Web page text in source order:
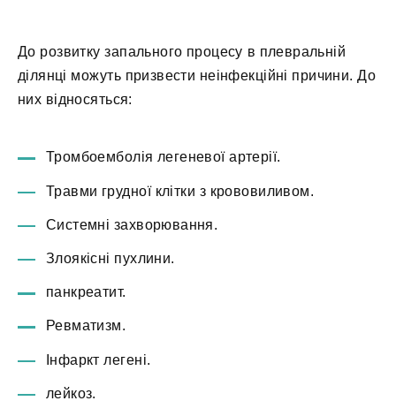
До розвитку запального процесу в плевральній
ділянці можуть призвести неінфекційні причини. До
них відносяться:
Тромбоемболія легеневої артерії.
Травми грудної клітки з крововиливом.
Системні захворювання.
Злоякісні пухлини.
панкреатит.
Ревматизм.
Інфаркт легені.
лейкоз.